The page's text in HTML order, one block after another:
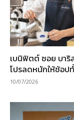
เบนิฟิตต์ ซอย บาริ
โปรลดหนักให้ช้อป
10/07/2026